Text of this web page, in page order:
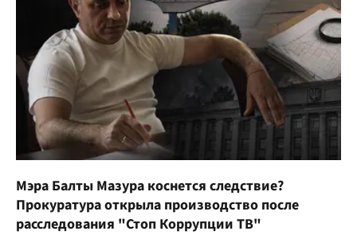
Мэра Балты Мазура коснется следствие?
Прокуратура открыла производство после
расследования "Стоп Коррупции ТВ"